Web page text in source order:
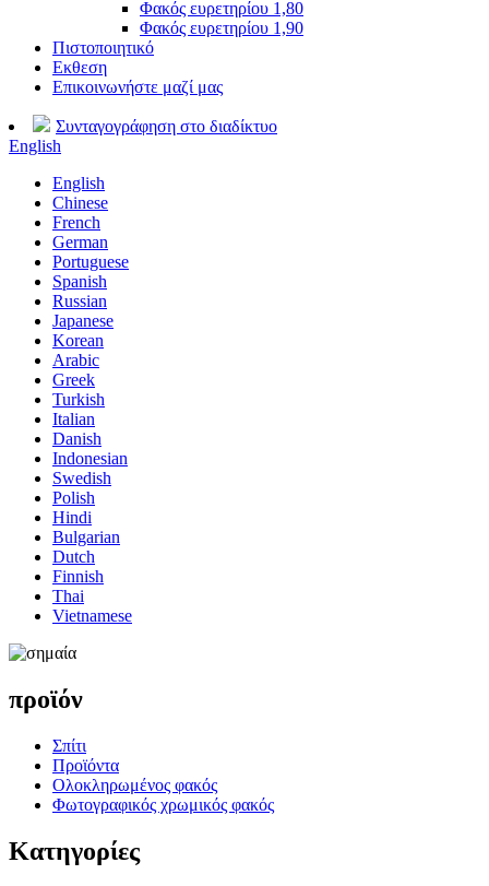
Φακός ευρετηρίου 1,80
Φακός ευρετηρίου 1,90
Πιστοποιητικό
Εκθεση
Επικοινωνήστε μαζί μας
Συνταγογράφηση στο διαδίκτυο
English
English
Chinese
French
German
Portuguese
Spanish
Russian
Japanese
Korean
Arabic
Greek
Turkish
Italian
Danish
Indonesian
Swedish
Polish
Hindi
Bulgarian
Dutch
Finnish
Thai
Vietnamese
προϊόν
Σπίτι
Προϊόντα
Ολοκληρωμένος φακός
Φωτογραφικός χρωμικός φακός
Κατηγορίες